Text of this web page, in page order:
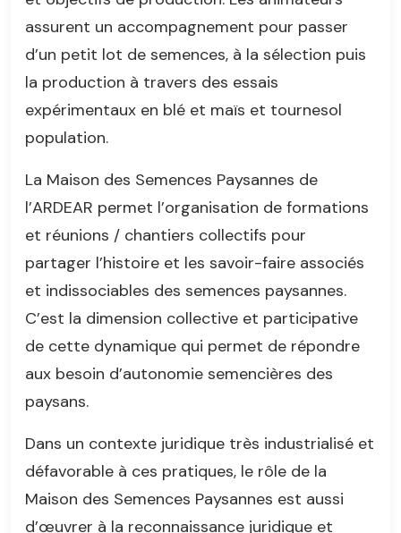
assurent un accompagnement pour passer
d’un petit lot de semences, à la sélection puis
la production à travers des essais
expérimentaux en blé et maïs et tournesol
population.
La Maison des Semences Paysannes de
l’ARDEAR permet l’organisation de formations
et réunions / chantiers collectifs pour
partager l’histoire et les savoir-faire associés
et indissociables des semences paysannes.
C’est la dimension collective et participative
de cette dynamique qui permet de répondre
aux besoin d’autonomie semencières des
paysans.
Dans un contexte juridique très industrialisé et
défavorable à ces pratiques, le rôle de la
Maison des Semences Paysannes est aussi
d’œuvrer à la reconnaissance juridique et